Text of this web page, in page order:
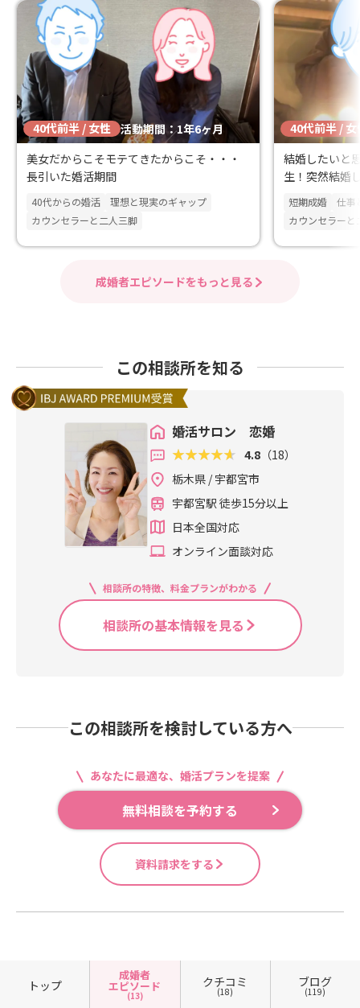
40代前半 / 女性 活動期間：1年6ヶ月
美女だからこそモテてきたからこそ・・・
長引いた婚活期間
40代からの婚活
理想と現実のギャップ
カウンセラーと二人三脚
40代前半 / 女
結婚したいと
生！突然結婚
短期成婚
仕事
カウンセラーと
成婚者エピソードをもっと見る
この相談所を知る
婚活サロン 恋婚
4.8 （18）
栃木県 / 宇都宮市
宇都宮駅 徒歩15分以上
日本全国対応
オンライン面談対応
相談所の特徴、料金プランがわかる
相談所の基本情報を見る
この相談所を検討している方へ
あなたに最適な、婚活プランを提案
無料相談を予約する
資料請求をする
トップ
成婚者
エピソード
(13)
クチコミ
(18)
ブログ
(119)